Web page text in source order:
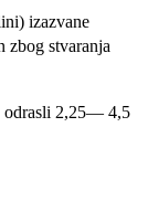
izazvane
zbog stvaranja
2,25— 4,5